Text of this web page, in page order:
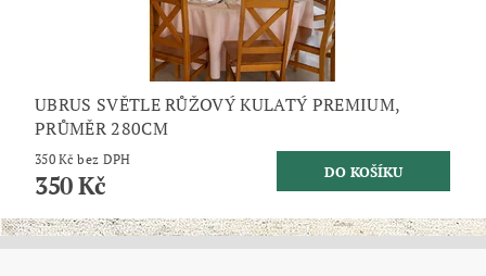
UBRUS SVĚTLE RŮŽOVÝ KULATÝ PREMIUM,
PRŮMĚR 280CM
350 Kč bez DPH
350 Kč